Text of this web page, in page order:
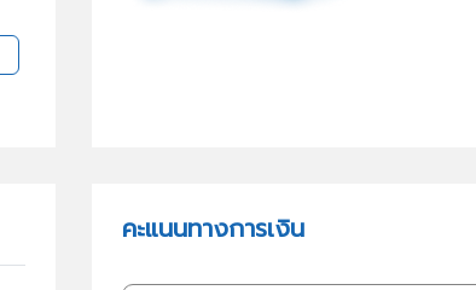
คะแนนทางการเงิน